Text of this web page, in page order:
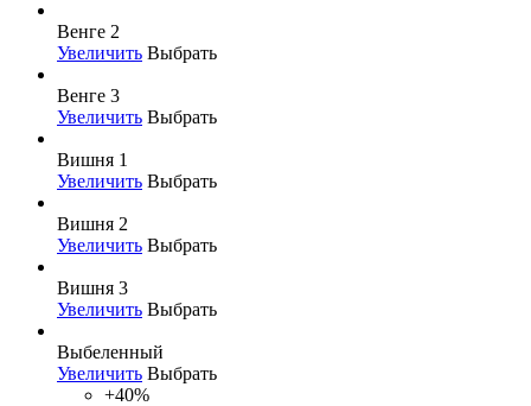
Венге 2
Увеличить Выбрать
Венге 3
Увеличить Выбрать
Вишня 1
Увеличить Выбрать
Вишня 2
Увеличить Выбрать
Вишня 3
Увеличить Выбрать
Выбеленный
Увеличить Выбрать
+40%